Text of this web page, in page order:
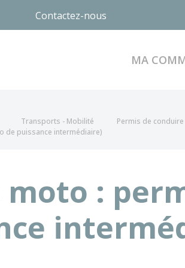
Contactez-nous
MA
Transports - Mobilité
Permis de conduire
de puissance intermédiaire)
moto :